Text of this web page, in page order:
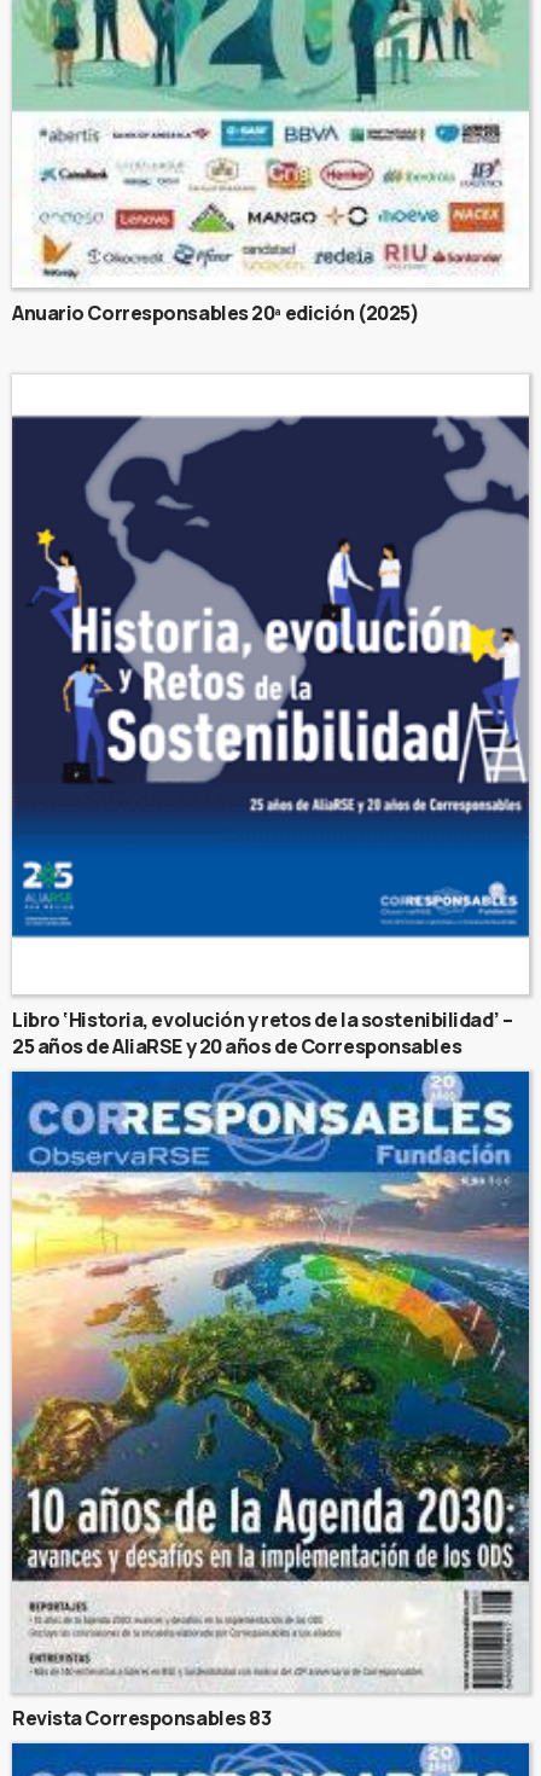
Anuario Corresponsables 20ª edición (2025)
Libro ‘Historia, evolución y retos de la sostenibilidad’ –
25 años de AliaRSE y 20 años de Corresponsables
Revista Corresponsables 83